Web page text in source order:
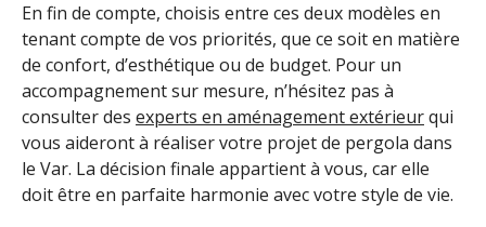
En fin de compte, choisis entre ces deux modèles en
tenant compte de vos priorités, que ce soit en matière
de confort, d’esthétique ou de budget. Pour un
accompagnement sur mesure, n’hésitez pas à
consulter des experts en aménagement extérieurqui
vous aideront à réaliser votre projet de pergola dans
le Var. La décision finale appartient à vous, car elle
doit être en parfaite harmonie avec votre style de vie.